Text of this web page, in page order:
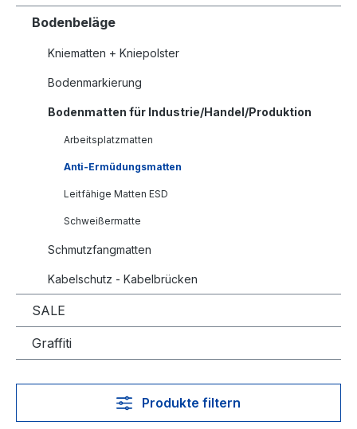
Bodenbeläge
Kniematten + Kniepolster
Bodenmarkierung
Bodenmatten für Industrie/Handel/Produktion
Arbeitsplatzmatten
Anti-Ermüdungsmatten
Leitfähige Matten ESD
Schweißermatte
Schmutzfangmatten
Kabelschutz - Kabelbrücken
SALE
Graffiti
Produkte filtern